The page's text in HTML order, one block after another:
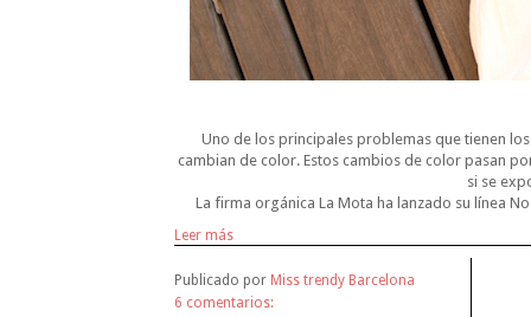
Uno de los principales problemas que tienen
cambian de color. Estos cambios de color pasan
si se
La firma orgánica La Mota ha lanzado su línea
Leer más
Publicado por Miss trendy Barcelona
6 comentarios: